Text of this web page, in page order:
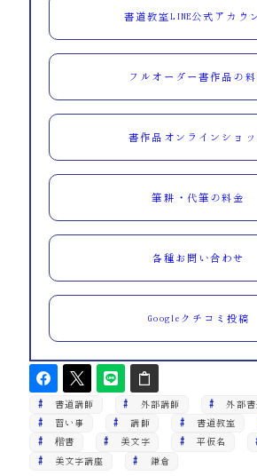
書道教室LINE公式アカウ
フルオーダー書作品の料
書作品オンラインショッ
筆耕・代筆の料金
各種お問い合わせ
Googleクチコミ投稿
書道講師 外部講師 外部書
習い事 講師 書道教室
楷書 美文字 平仮名
美文字講座 鎌倉